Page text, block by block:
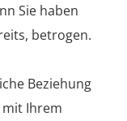
Sie haben
betrogen.
Beziehung
mit Ihrem